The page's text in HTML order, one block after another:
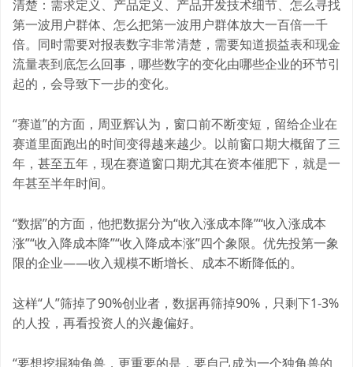
清楚：需求定义、产品定义、产品开发技术细节、怎么寻找
第一波用户群体、怎么把第一波用户群体放大一百倍一千
倍。同时需要对报表数字非常清楚，需要知道损益表和现金
流量表到底怎么回事，哪些数字的变化由哪些企业的环节引
起的，会导致下一步的变化。
“赛道”的方面，周亚辉认为，窗口前不断变短，留给企业在
赛道里面跑出的时间变得越来越少。以前窗口期大概留了三
年，甚至五年，现在赛道窗口期尤其在资本催肥下，就是一
年甚至半年时间。
“数据”的方面，他把数据分为“收入涨成本降”“收入涨成本
涨”“收入降成本降”“收入降成本涨”四个象限。优先投第一象
限的企业——收入规模不断增长、成本不断降低的。
这样“人”筛掉了90%创业者，数据再筛掉90%，只剩下1-3%
的人投，再看投资人的兴趣偏好。
“要想挖掘独角兽，更重要的是，要自己成为一个独角兽的